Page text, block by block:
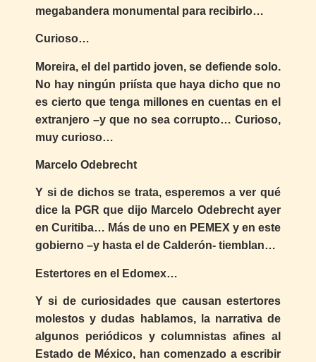
megabandera monumental para recibirlo…
Curioso…
Moreira, el del partido joven, se defiende solo.
No hay ningún priísta que haya dicho que no
es cierto que tenga millones en cuentas en el
extranjero –y que no sea corrupto… Curioso,
muy curioso…
Marcelo Odebrecht
Y si de dichos se trata, esperemos a ver qué
dice la PGR que dijo Marcelo Odebrecht ayer
en Curitiba… Más de uno en PEMEX y en este
gobierno –y hasta el de Calderón- tiemblan…
Estertores en el Edomex…
Y si de curiosidades que causan estertores
molestos y dudas hablamos, la narrativa de
algunos periódicos y columnistas afines al
Estado de México, han comenzado a escribir